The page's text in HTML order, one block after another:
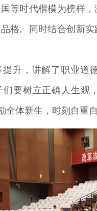
等时代楷模为榜样
格。同时结合创新
升，讲解了职业道
要树立正确人生观
全体新生，时刻自重